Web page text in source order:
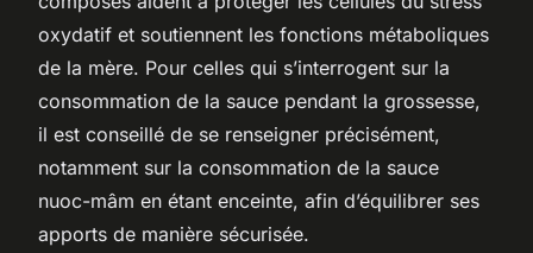
oxydatif et soutiennent les fonctions métaboliques
de la mère. Pour celles qui s’interrogent sur la
consommation de la sauce pendant la grossesse,
il est conseillé de se renseigner précisément,
notamment sur la consommation de la sauce
nuoc-mâm en étant enceinte, afin d’équilibrer ses
apports de manière sécurisée.